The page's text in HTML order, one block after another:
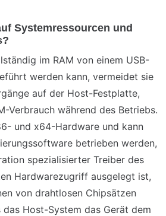
Systemressourcen und
im RAM von einem USB-
werden kann, vermeidet sie
auf der Host-Festplatte,
Verbrauch während des Betriebs.
und x64-Hardware und kann
betrieben werden,
spezialisierter Treiber des
Hardwarezugriff ausgelegt ist,
von drahtlosen Chipsätzen
Host-System das Gerät dem